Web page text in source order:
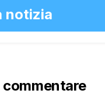
notizia